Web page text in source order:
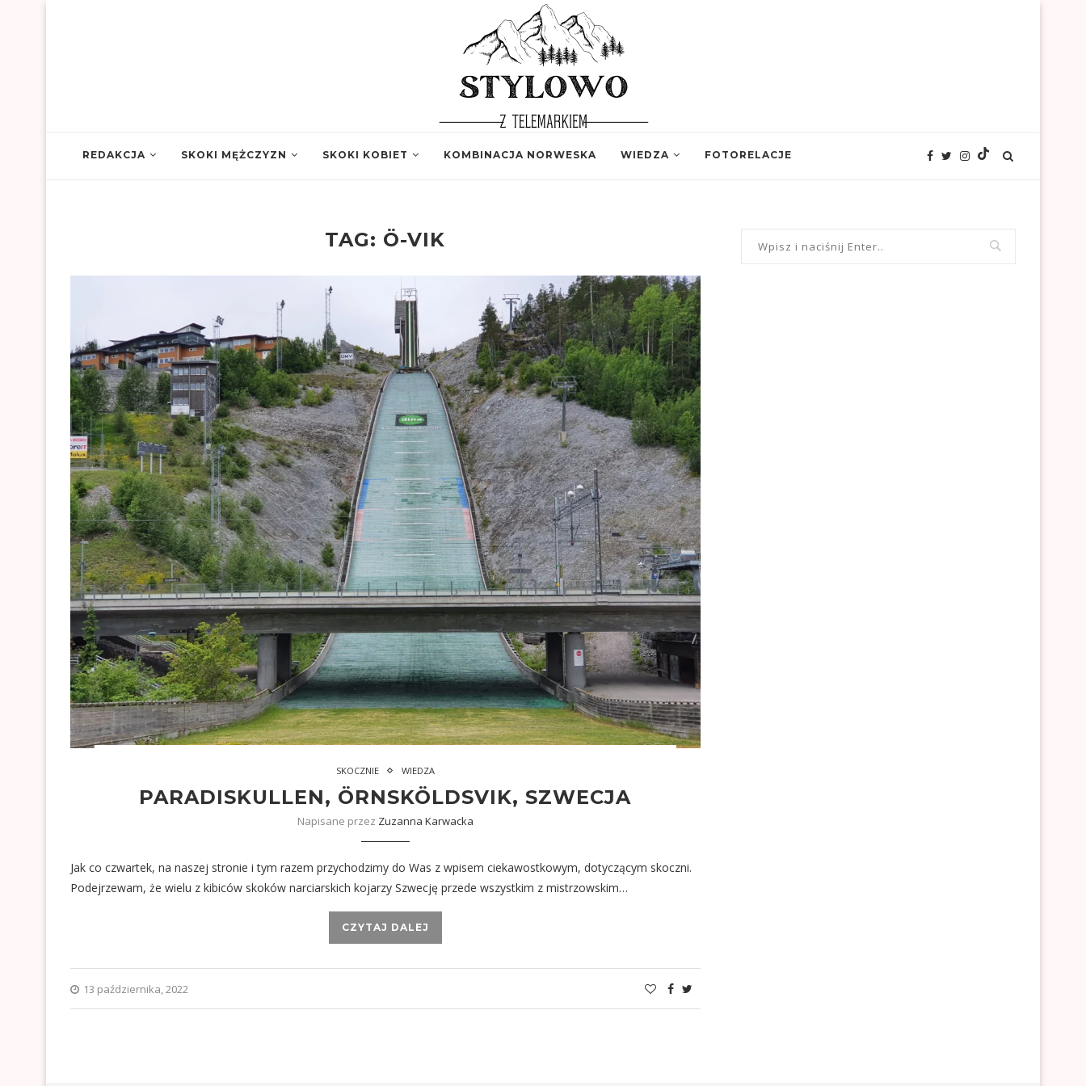
REDAKCJA SKOKI MĘŻCZYZN SKOKI KOBIET KOMBINACJA NORWESKA WIEDZA FOTORELACJE
TAG: Ö-VIK
SKOCZNIE WIEDZA
PARADISKULLEN, ÖRNSKÖLDSVIK, SZWECJA
Napisane przez Zuzanna Karwacka
Jak co czwartek, na naszej stronie i tym razem przychodzimy do Was z wpisem ciekawostkowym, dotyczącym skoczni.
Podejrzewam, że wielu z kibiców skoków narciarskich kojarzy Szwecję przede wszystkim z mistrzowskim…
CZYTAJ DALEJ
13 października, 2022